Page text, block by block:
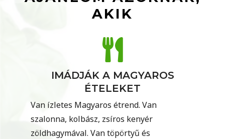
AKIK
IMÁDJÁK A MAGYAROS
ÉTELEKET
Van ízletes Magyaros étrend. Van
szalonna, kolbász, zsíros kenyér
zöldhagymával. Van töpörtyű és